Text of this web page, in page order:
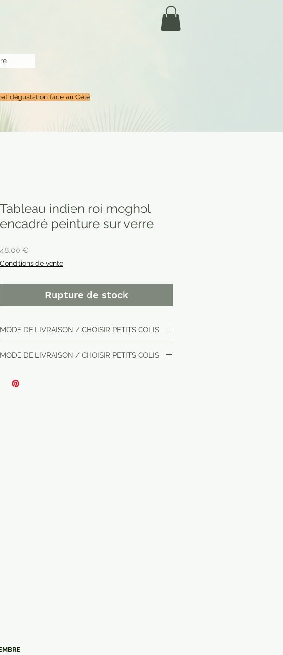
dégustation face au Célé
Tableau indien roi moghol
encadré peinture sur verre
48,00 €
Conditions de vente
Rupture de stock
MODE DE LIVRAISON / CHOISIR PETITS COLIS
MODE DE LIVRAISON / CHOISIR PETITS COLIS